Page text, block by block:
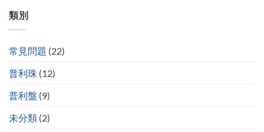
類別
常見問題 (22)
普利珠 (12)
普利盤 (9)
未分類 (2)